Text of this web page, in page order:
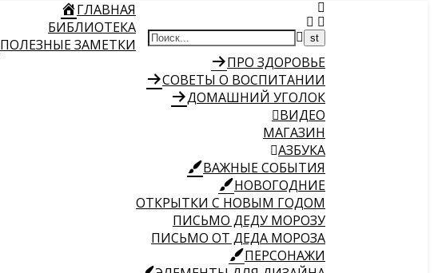
ГЛАВНАЯ
БИБЛИОТЕКА
ПОЛЕЗНЫЕ ЗАМЕТКИ
ПРО ЗДОРОВЬЕ
СОВЕТЫ О ВОСПИТАНИИ
ДОМАШНИЙ УГОЛОК
ВИДЕО
МАГАЗИН
АЗБУКА
ВАЖНЫЕ СОБЫТИЯ
НОВОГОДНИЕ
ОТКРЫТКИ С НОВЫМ ГОДОМ
ПИСЬМО ДЕДУ МОРОЗУ
ПИСЬМО ОТ ДЕДА МОРОЗА
ПЕРСОНАЖИ